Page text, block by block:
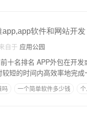
软件和网站开发
自于 应用公园
十名排名 APP外包在开
短的时间内高效率地完
吗 一个简单软件多少钱